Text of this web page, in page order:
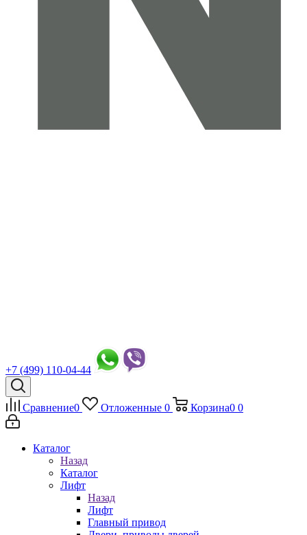
+7 (499) 110-04-44
Сравнение0 Отложенные 0 Корзина0 0
Каталог
Назад
Каталог
Лифт
Назад
Лифт
Главный привод